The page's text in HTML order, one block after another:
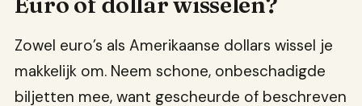
Zowel euro’s als Amerikaanse dollars wissel je
makkelijk om. Neem schone, onbeschadigde
biljetten mee, want gescheurde of beschreven